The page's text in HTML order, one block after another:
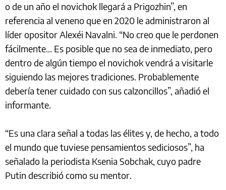
o de un año el novichok llegará a Prigozhin”, en
referencia al veneno que en 2020 le administraron al
líder opositor Alexéi Navalni. “No creo que le perdonen
fácilmente... Es posible que no sea de inmediato, pero
dentro de algún tiempo el novichok vendrá a visitarle
siguiendo las mejores tradiciones. Probablemente
debería tener cuidado con sus calzoncillos”, añadió el
informante.
“Es una clara señal a todas las élites y, de hecho, a todo
el mundo que tuviese pensamientos sediciosos”, ha
señalado la periodista Ksenia Sobchak, cuyo padre
Putin describió como su mentor.